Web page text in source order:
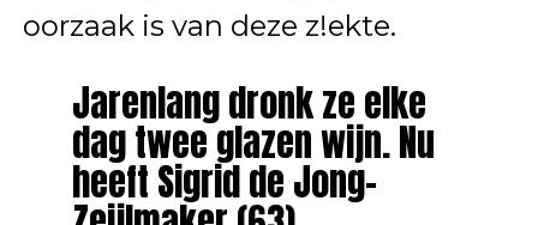
oorzaak is van deze z!ekte.
Jarenlang dronk ze elke
dag twee glazen wijn. Nu
heeft Sigrid de Jong-